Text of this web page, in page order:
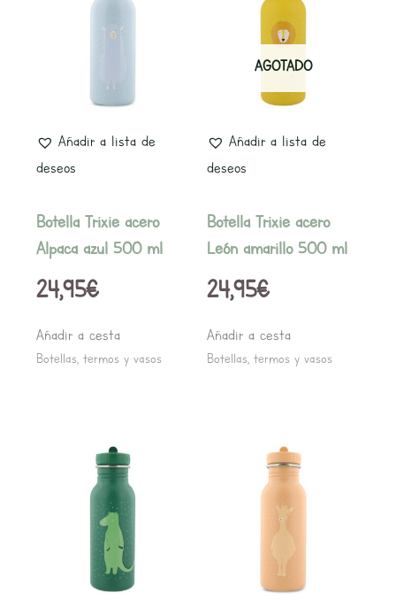
Añadir a lista de
deseos
Botella Trixie acero
Alpaca azul 500 ml
24,95€
Añadir a cesta
Botellas, termos y vasos
AGOTADO
Añadir a lista de
deseos
Botella Trixie acero
León amarillo 500 ml
24,95€
Añadir a cesta
Botellas, termos y vasos